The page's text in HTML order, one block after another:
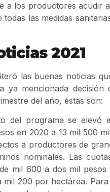
a los productores acudir
todas las medidas
2021
las buenas noticias
ya mencionada
del año, éstas son:
del programa se
en 2020 a 13 mil 500
a productores de
nominales. Las
mil 600 a dos mil
mil 200 por hectárea.